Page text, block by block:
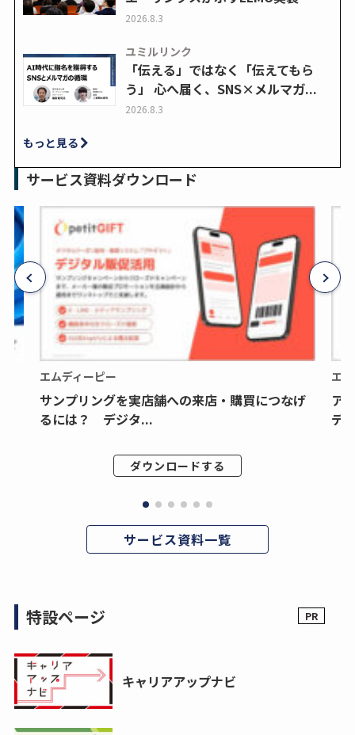
2026.8.3
ユミルリンク
「伝える」ではなく「伝えてもら
う」 心へ届く、SNS×メルマガ...
2026.8.3
もっと見る
サービス資料ダウンロード
エムディーピー
サンプリングを実店舗への来店・購買につなげ
るには？ デジタ...
ダウンロードする
エ
ア
デ
サービス資料一覧
特設ページ
キャリアアップナビ